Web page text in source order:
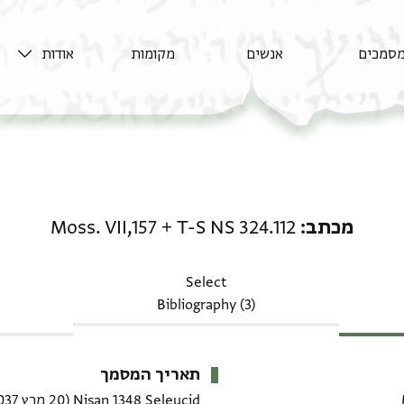
מסמכים אנשים מקומות אודות
מכתב T-S NS 324.112
+
Moss. VII,157
Select
Bibliography (3)
תאריך המסמך